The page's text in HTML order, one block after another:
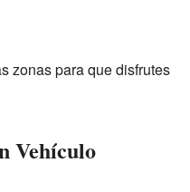
zonas para que disfrutes
Vehículo